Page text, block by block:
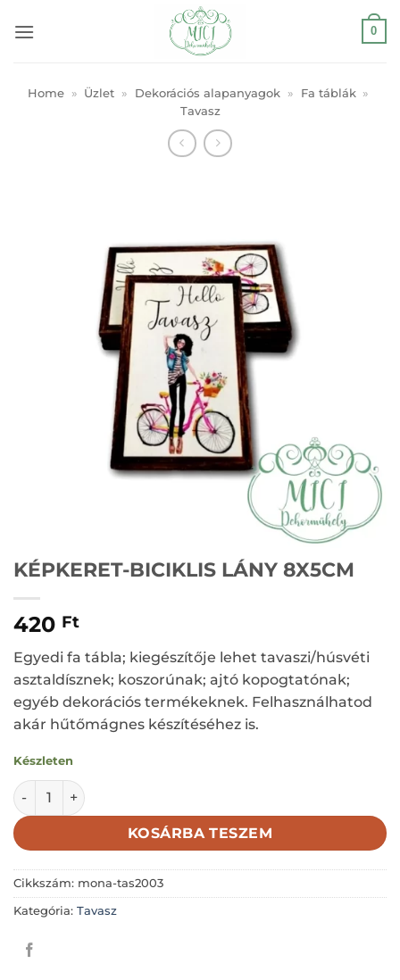
0
Home » Üzlet » Dekorációs alapanyagok » Fa táblák »
Tavasz
KÉPKERET-BICIKLIS LÁNY 8X5CM
420 Ft
Egyedi fa tábla; kiegészítője lehet tavaszi/húsvéti
asztaldísznek; koszorúnak; ajtó kopogtatónak;
egyéb dekorációs termékeknek. Felhasználhatod
akár hűtőmágnes készítéséhez is.
Készleten
KÉPKERET-BICIKLIS LÁNY 8X5CM mennyiség
KOSÁRBA TESZEM
Cikkszám: mona-tas2003
Kategória: Tavasz